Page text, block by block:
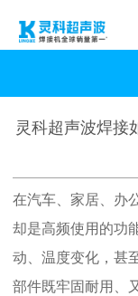
灵科超声波焊接
在汽车、家居、办
却是高频使用的功
动、温度变化，甚
部件既牢固耐用、